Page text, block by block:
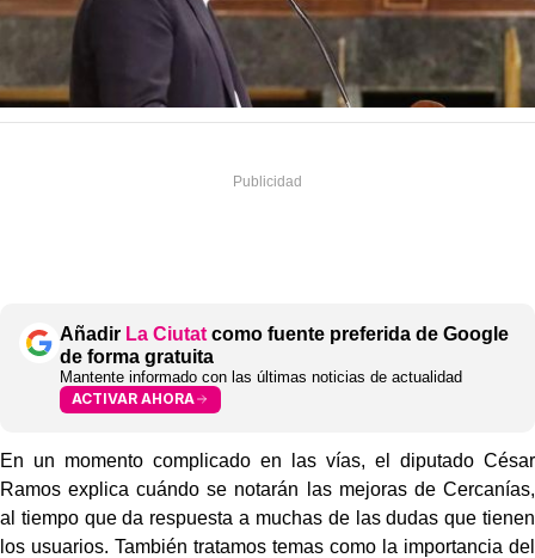
Añadir La Ciutat como fuente preferida de Google
de forma gratuita
Mantente informado con las últimas noticias de actualidad
ACTIVAR AHORA
En un momento complicado en las vías, el diputado César
Ramos explica cuándo se notarán las mejoras de Cercanías,
al tiempo que da respuesta a muchas de las dudas que tienen
los usuarios. También tratamos temas como la importancia del